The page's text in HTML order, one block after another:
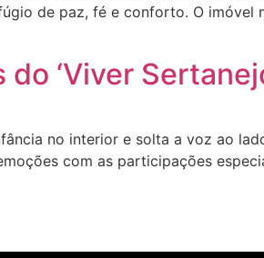
de paz, fé e conforto. O imóvel
‘Viver
no interior e solta a voz ao
com as participações